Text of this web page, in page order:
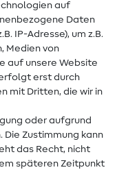
auf
Daten
IP-Adresse), um z.B.
Medien von
auf unsere Website
erst durch
mit Dritten, die wir in
oder aufgrund
Zustimmung kann
das Recht, nicht
späteren Zeitpunkt